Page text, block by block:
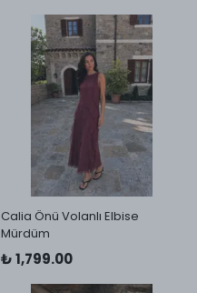
Calia Önü Volanlı Elbise
Mürdüm
₺ 1,799.00